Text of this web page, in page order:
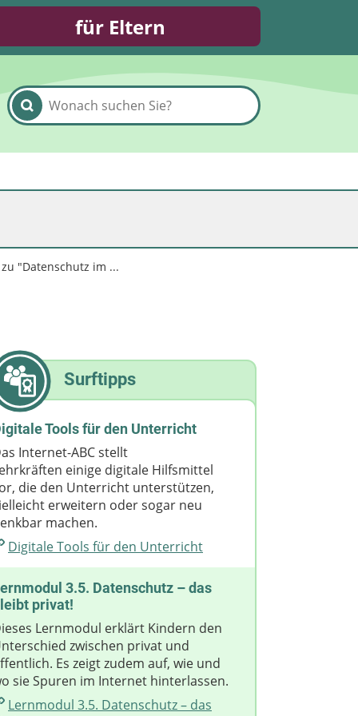
für Eltern
"Datenschutz im ...
Surftipps
Tools für den Unterricht
Internet-ABC stellt
einige digitale Hilfsmittel
die den Unterricht unterstützen,
erweitern oder sogar neu
machen.
Digitale Tools für den Unterricht
3.5. Datenschutz – das
privat!
Lernmodul erklärt Kindern den
zwischen privat und
Es zeigt zudem auf, wie und
sie Spuren im Internet hinterlassen.
Lernmodul 3.5. Datenschutz – das